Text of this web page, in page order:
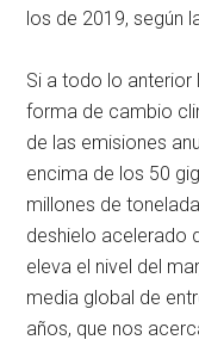
los de 2019, según
Si a todo lo anterior
forma de cambio
de las emisiones
encima de los 50
millones de
deshielo acelerado
eleva el nivel del
media global de
años, que nos